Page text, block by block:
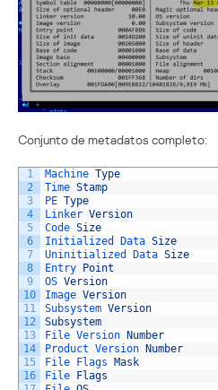
Conjunto de metadatos completo:
1
2
3
4
5
6
7
8
9
10
11
12
13
14
15
16
Machine Type
Time Stamp
PE Type
Linker Version
Code Size
Initialized Data Size
Uninitialized Data Size
Entry Point
OS Version
Image Version
Subsystem Version
Subsystem
File Version Number
Product Version Number
File Flags Mask
File Flags